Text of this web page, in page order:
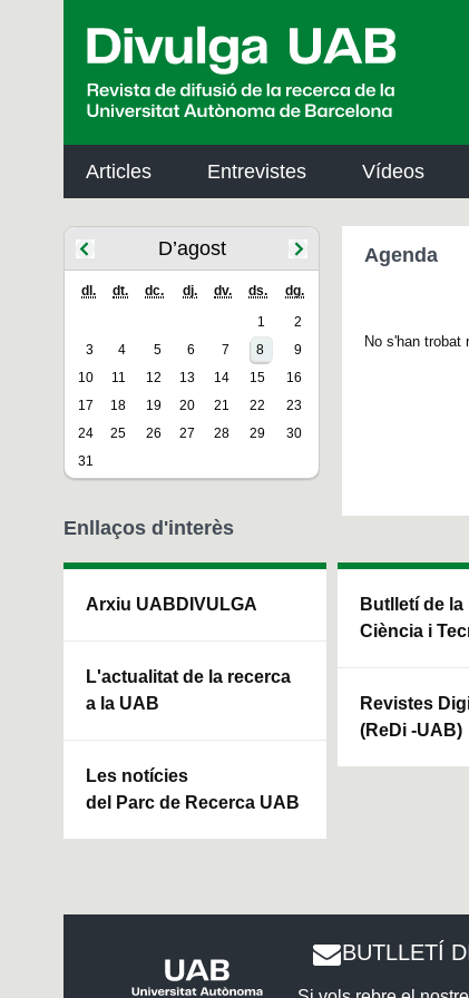
Articles Entrevistes Vídeos
D’agost
dl. dt. dc. dj. dv. ds. dg.
1
2
3
4 5 6 7 8
9
10
11 12 13 14 15
16
17
18 19 20 21 22
23
24
25 26 27 28 29
30
31
Agenda
No s'han trobat
Enllaços d'interès
Arxiu UABDIVULGA
L'actualitat de la recerca
a la UAB
Les notícies
del Parc de Recerca UAB
Butlletí de
Ciència i
Revistes
(ReDi -UAB)
BUTLLETÍ